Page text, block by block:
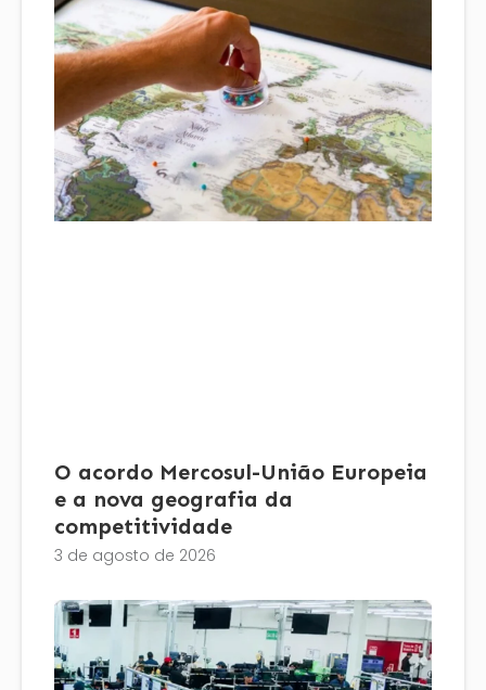
O acordo Mercosul-União Europeia
e a nova geografia da
competitividade
3 de agosto de 2026